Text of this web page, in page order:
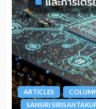
ARTICLES
SANSIRI